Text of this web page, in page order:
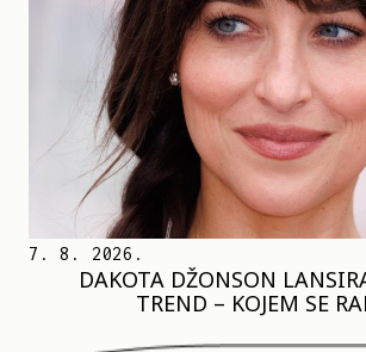
7. 8. 2026.
DAKOTA DŽONSON
TREND – KOJEM SE